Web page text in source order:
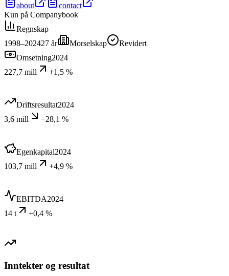
about
contact
Kun på Companybook
Regnskap
1998–202427 år Morselskap
Revidert
Omsetning2024
227,7 mill
+1,5 %
Driftsresultat2024
3,6 mill
−28,1 %
Egenkapital2024
103,7 mill
+4,9 %
EBITDA2024
14 t
+0,4 %
Inntekter og resultat